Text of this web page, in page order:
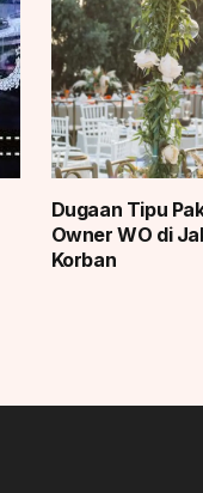
Dugaan Tipu
Owner WO di
Korban